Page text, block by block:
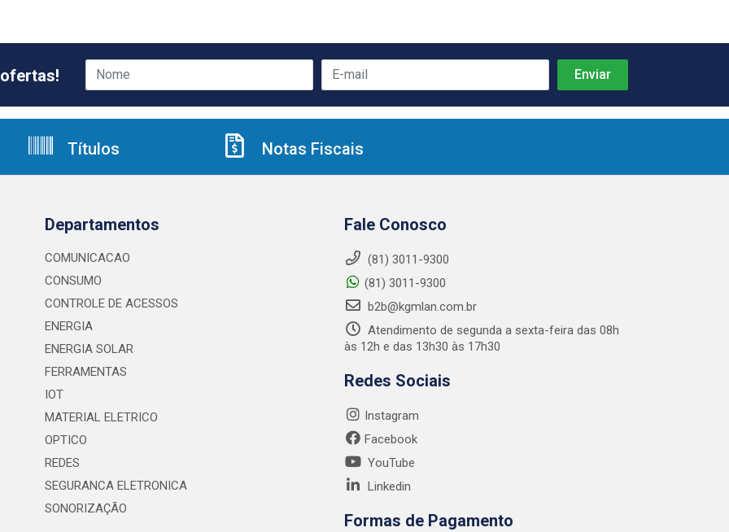
Títulos Notas Fiscais
Departamentos
COMUNICACAO
CONSUMO
CONTROLE DE ACESSOS
ENERGIA
ENERGIA SOLAR
FERRAMENTAS
IOT
MATERIAL ELETRICO
OPTICO
REDES
SEGURANCA ELETRONICA
SONORIZAÇÃO
Fale Conosco
(81) 3011-9300
(81) 3011-9300
b2b@kgmlan.com.br
Atendimento de segunda a sexta-feira das 08h
às 12h e das 13h30 às 17h30
Redes Sociais
Instagram
Facebook
YouTube
Linkedin
Formas de Pagamento